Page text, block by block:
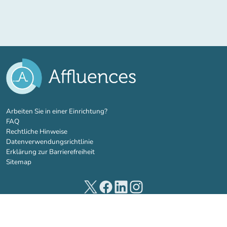
Arbeiten Sie in einer Einrichtung?(new tab)
FAQ
Rechtliche Hinweise
Datenverwendungsrichtlinie
Erklärung zur Barrierefreiheit
Sitemap
(new tab)(new tab)(new tab)